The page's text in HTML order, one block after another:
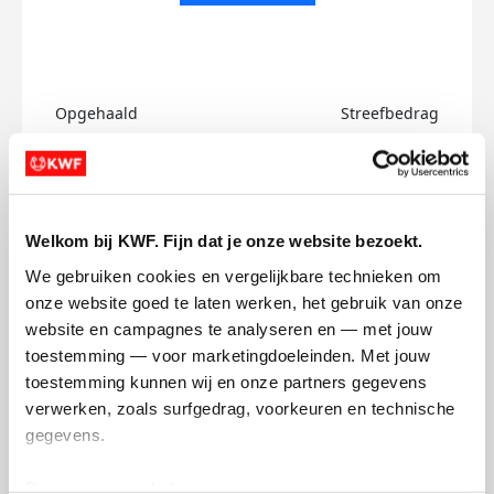
Welkom bij KWF. Fijn dat je onze website bezoekt.
We gebruiken cookies en vergelijkbare technieken om
onze website goed te laten werken, het gebruik van onze
website en campagnes te analyseren en — met jouw
toestemming — voor marketingdoeleinden. Met jouw
toestemming kunnen wij en onze partners gegevens
verwerken, zoals surfgedrag, voorkeuren en technische
gegevens.
Opgehaald Streefbedrag
Omer's badges